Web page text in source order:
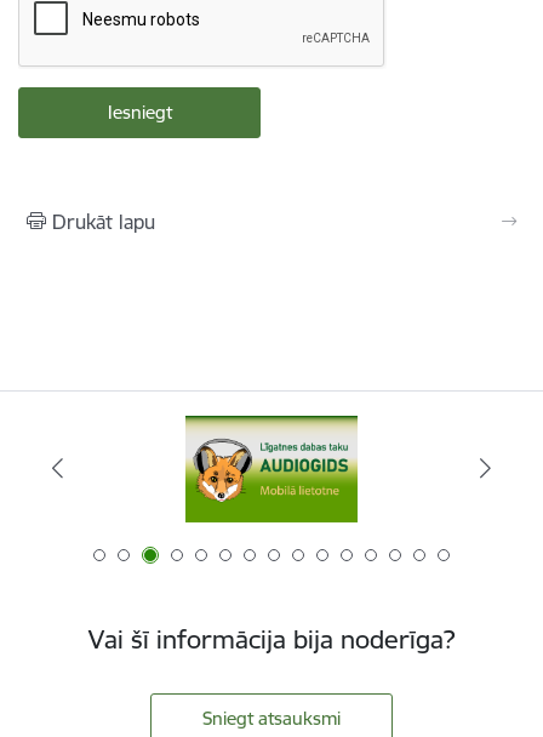
Drukāt lapu
Vai šī informācija bija noderīga?
Sniegt atsauksmi